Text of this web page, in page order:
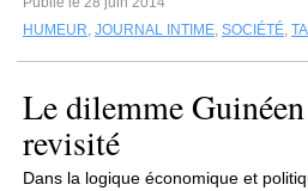
HUMEUR, JOURNAL INTIME, SOCIÉTÉ,
Le dilemme
revisité
Dans la logique économique et